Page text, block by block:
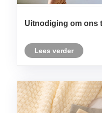
Uitnodiging om ons
Lees verder